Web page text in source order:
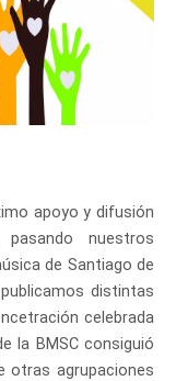
apoyo y difusión
nuestros
de Santiago de
distintas
celebrada
la BMSC consiguió
otras agrupaciones